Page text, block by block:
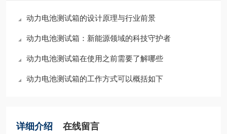
动力电池测试箱的设计原理与行业前景
动力电池测试箱：新能源领域的科技守护者
动力电池测试箱在使用之前需要了解哪些
动力电池测试箱的工作方式可以概括如下
详细介绍 在线留言